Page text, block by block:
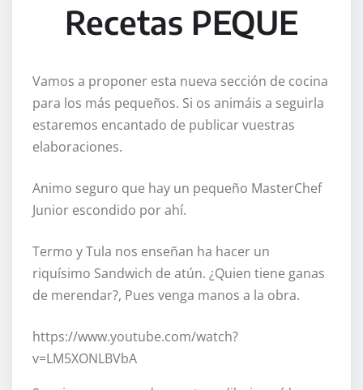
Recetas PEQUE
Vamos a proponer esta nueva sección de cocina
para los más pequeños. Si os animáis a seguirla
estaremos encantado de publicar vuestras
elaboraciones.
Animo seguro que hay un pequeño MasterChef
Junior escondido por ahí.
Termo y Tula nos enseñan ha hacer un
riquísimo Sandwich de atún. ¿Quien tiene ganas
de merendar?, Pues venga manos a la obra.
https://www.youtube.com/watch?
v=LM5XONLBVbA